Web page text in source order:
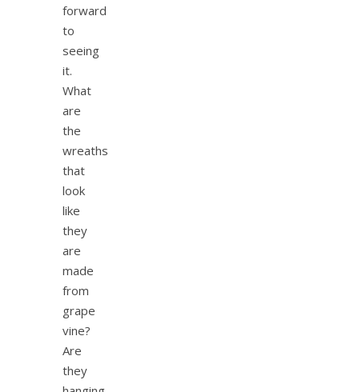
forward
to
seeing
it.
What
are
the
wreaths
that
look
like
they
are
made
from
grape
vine?
Are
they